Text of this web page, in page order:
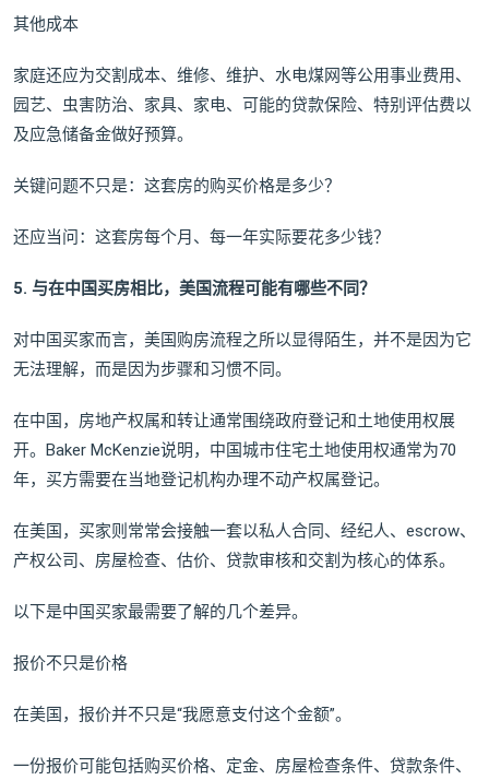
其他成本
家庭还应为交割成本、维修、维护、水电煤网等公用事业费用、
园艺、虫害防治、家具、家电、可能的贷款保险、特别评估费以
及应急储备金做好预算。
关键问题不只是：这套房的购买价格是多少？
还应当问：这套房每个月、每一年实际要花多少钱？
5. 与在中国买房相比，美国流程可能有哪些不同？
对中国买家而言，美国购房流程之所以显得陌生，并不是因为它
无法理解，而是因为步骤和习惯不同。
在中国，房地产权属和转让通常围绕政府登记和土地使用权展
开。Baker McKenzie说明，中国城市住宅土地使用权通常为70
年，买方需要在当地登记机构办理不动产权属登记。
在美国，买家则常常会接触一套以私人合同、经纪人、escrow、
产权公司、房屋检查、估价、贷款审核和交割为核心的体系。
以下是中国买家最需要了解的几个差异。
报价不只是价格
在美国，报价并不只是“我愿意支付这个金额”。
一份报价可能包括购买价格、定金、房屋检查条件、贷款条件、